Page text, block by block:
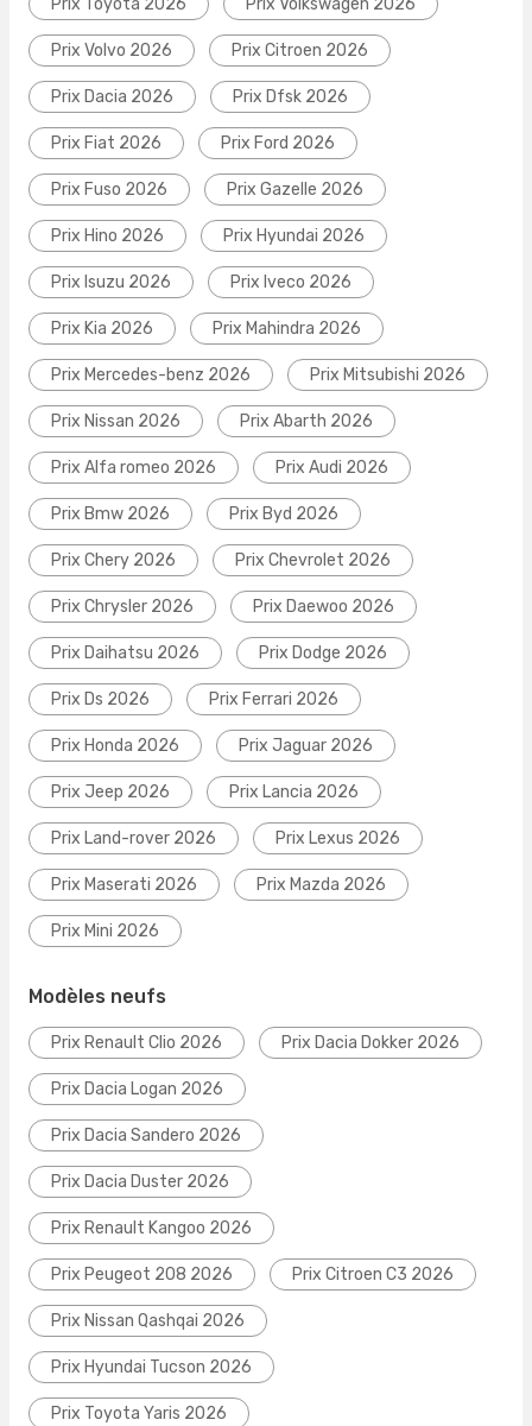
Prix Toyota 2026 Prix Volkswagen 2026
Prix Volvo 2026 Prix Citroen 2026
Prix Dacia 2026 Prix Dfsk 2026
Prix Fiat 2026 Prix Ford 2026
Prix Fuso 2026 Prix Gazelle 2026
Prix Hino 2026 Prix Hyundai 2026
Prix Isuzu 2026 Prix Iveco 2026
Prix Kia 2026 Prix Mahindra 2026
Prix Mercedes-benz 2026 Prix Mitsubishi 2026
Prix Nissan 2026 Prix Abarth 2026
Prix Alfa romeo 2026 Prix Audi 2026
Prix Bmw 2026 Prix Byd 2026
Prix Chery 2026 Prix Chevrolet 2026
Prix Chrysler 2026 Prix Daewoo 2026
Prix Daihatsu 2026 Prix Dodge 2026
Prix Ds 2026 Prix Ferrari 2026
Prix Honda 2026 Prix Jaguar 2026
Prix Jeep 2026 Prix Lancia 2026
Prix Land-rover 2026 Prix Lexus 2026
Prix Maserati 2026 Prix Mazda 2026
Prix Mini 2026
Modèles neufs
Prix Renault Clio 2026 Prix Dacia Dokker 2026
Prix Dacia Logan 2026
Prix Dacia Sandero 2026
Prix Dacia Duster 2026
Prix Renault Kangoo 2026
Prix Peugeot 208 2026 Prix Citroen C3 2026
Prix Nissan Qashqai 2026
Prix Hyundai Tucson 2026
Prix Toyota Yaris 2026